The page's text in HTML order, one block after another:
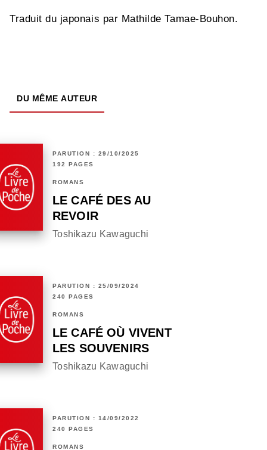
Traduit du japonais par Mathilde Tamae-Bouhon.
DU MÊME AUTEUR
PARUTION : 29/10/2025
192 PAGES
ROMANS
LE CAFÉ DES AU
REVOIR
Toshikazu Kawaguchi
PARUTION : 25/09/2024
240 PAGES
ROMANS
LE CAFÉ OÙ VIVENT
LES SOUVENIRS
Toshikazu Kawaguchi
PARUTION : 14/09/2022
240 PAGES
ROMANS